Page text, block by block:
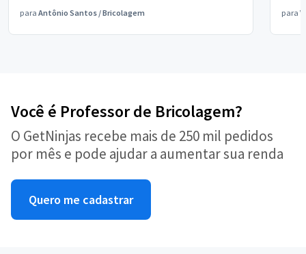
para Antônio Santos /Bricolagem para
Você é Professor de Bricolagem?
O GetNinjas recebe mais de 250 mil pedidos
por mês e pode ajudar a aumentar sua renda
Quero me cadastrar